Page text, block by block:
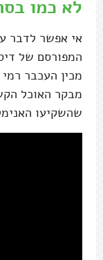
לא כמו
אי אפשר לדבר
המפורסם של
מכין העכבר
מבקר האוכל
שהשקיעו